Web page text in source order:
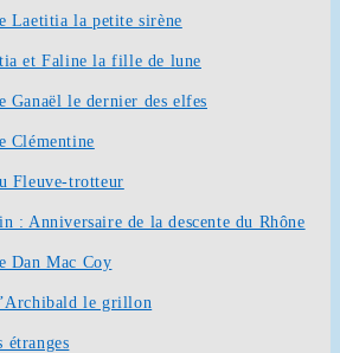
Laetitia la petite sirène
et Faline la fille de lune
Ganaël le dernier des elfes
Clémentine
Fleuve-trotteur
: Anniversaire de la descente du Rhône
Dan Mac Coy
le grillon
étranges